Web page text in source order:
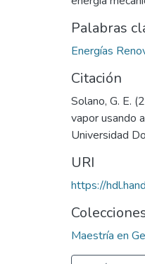
Palabras
Energías
Citación
Solano, G. E.
vapor usando
Universidad
URI
https://
Maestría en